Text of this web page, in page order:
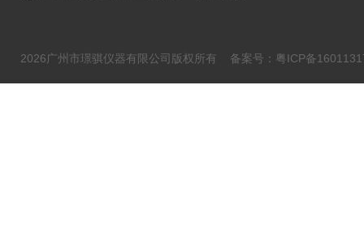
2026广州市璟骐仪器有限公司版权所有 备案号：粤ICP备